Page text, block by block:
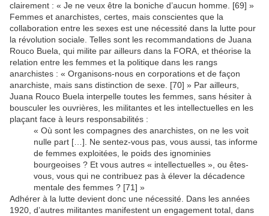
clairement : « Je ne veux être la boniche d’aucun homme. [69] »
Femmes et anarchistes, certes, mais conscientes que la
collaboration entre les sexes est une nécessité dans la lutte pour
la révolution sociale. Telles sont les recommandations de Juana
Rouco Buela, qui milite par ailleurs dans la FORA, et théorise la
relation entre les femmes et la politique dans les rangs
anarchistes : « Organisons-nous en corporations et de façon
anarchiste, mais sans distinction de sexe. [70] » Par ailleurs,
Juana Rouco Buela interpelle toutes les femmes, sans hésiter à
bousculer les ouvrières, les militantes et les intellectuelles en les
plaçant face à leurs responsabilités :
« Où sont les compagnes des anarchistes, on ne les voit
nulle part […]. Ne sentez-vous pas, vous aussi, tas informe
de femmes exploitées, le poids des ignominies
bourgeoises ? Et vous autres « intellectuelles », ou êtes-
vous, vous qui ne contribuez pas à élever la décadence
mentale des femmes ? [71] »
Adhérer à la lutte devient donc une nécessité. Dans les années
1920, d’autres militantes manifestent un engagement total, dans